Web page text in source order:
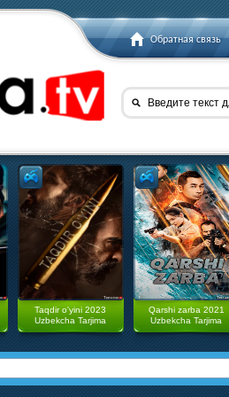
Обратная связь
Введите текст
Taqdir o'yini 2023
Uzbekcha Tarjima
Qarshi zarba 2021
Uzbekcha Tarjima